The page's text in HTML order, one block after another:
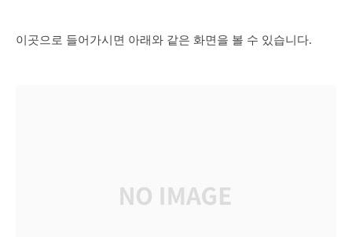
이곳으로 들어가시면 아래와 같은 화면을 볼 수 있습니다.